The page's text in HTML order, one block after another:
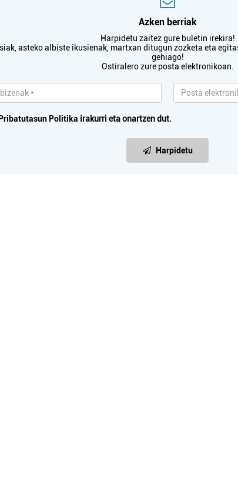
Azken berriak
Harpidetu zaitez gure buletin irekira!
asteko albiste ikusienak, martxan ditugun zozketa eta
gehiago!
Ostiralero zure posta elektronikoan.
Pribatutasun Politika irakurri eta onartzen dut.
Harpidetu